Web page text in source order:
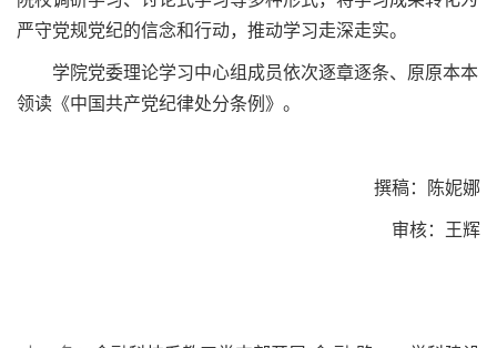
严守党规党纪的信念和行动，推动学习走深走实。
学院党委理论学习中心组成员依次逐章逐条、原原本本
领读《中国共产党纪律处分条例》。
撰稿：陈妮娜
审核：王辉